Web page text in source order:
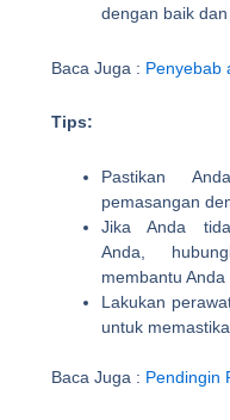
dengan baik
Baca Juga : Penyebab
Tips:
Pastikan
pemasangan
Jika Anda
Anda,
membantu Anda
Lakukan
untuk
Baca Juga : Pendingin